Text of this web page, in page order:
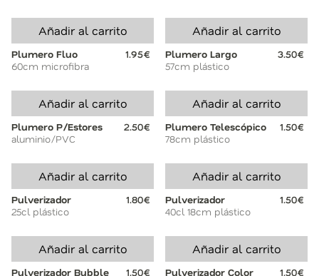
Añadir al carrito
Plumero Fluo
1.95€
60cm microfibra
Añadir al carrito
Plumero Largo
3.50€
57cm plástico
Añadir al carrito
Plumero P/Estores
2.50€
aluminio/PVC
Añadir al carrito
Plumero Telescópico
1.50€
78cm plástico
Añadir al carrito
Pulverizador
1.80€
25cl plástico
Añadir al carrito
Pulverizador
1.50€
40cl 18cm plástico
Añadir al carrito
Pulverizador Bubble
1.50€
Añadir al carrito
Pulverizador Color
1.50€